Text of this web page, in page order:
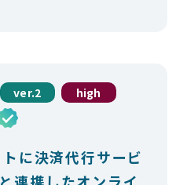
ver.2
high
に決済代行サービ
連携したオンライ